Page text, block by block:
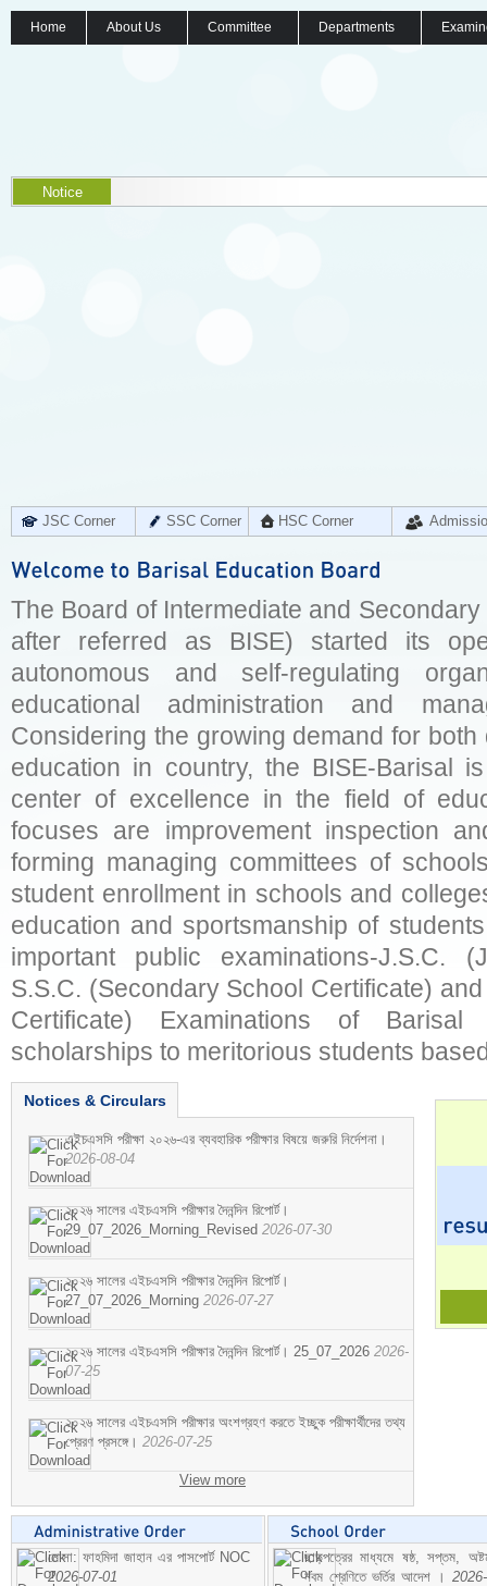
Home About Us Committee Departments
Notice
JSC Corner SSC Corner HSC Corner
The Board of Intermediate and
after referred as BISE) started its
autonomous and self-regulating
educational administration and
Considering the growing demand for
education in country, the BISE-Barisal
center of excellence in the field of
focuses are improvement inspection
forming managing committees of
student enrollment in schools and
education and sportsmanship of
important public examinations-J.S.C.
S.S.C. (Secondary School Certificate)
Certificate) Examinations of
scholarships to meritorious students
Notices & Circulars
এইচএসসি পরীক্ষা ২০২৬-এর ব্যবহারিক পরীক্ষার বিষয়ে জরুরি নির্দেশনা।
2026-08-04
২০২৬ সালের এইচএসসি পরীক্ষার দৈনন্দিন রিপোর্ট।
29_07_2026_Morning_Revised 2026-07-30
২০২৬ সালের এইচএসসি পরীক্ষার দৈনন্দিন রিপোর্ট।
27_07_2026_Morning 2026-07-27
২০২৬ সালের এইচএসসি পরীক্ষার দৈনন্দিন রিপোর্ট। 25_07_2026 2026-
07-25
২০২৬ সালের এইচএসসি পরীক্ষার অংশগ্রহণ করতে ইচ্ছুক পরীক্ষার্থীদের তথ্য
প্রেরণ প্রসঙ্গে। 2026-07-25
View more
মোসা: ফাহমিদা জাহান এর পাসপোর্ট NOC
2026-07-01
ছাড়পত্রের মাধ্যমে ষষ্ঠ, সপ্তম,
নবম শ্রেণিতে ভর্তির আদেশ ।